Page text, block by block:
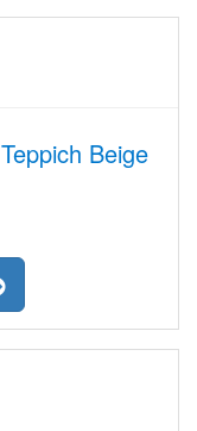
Beige